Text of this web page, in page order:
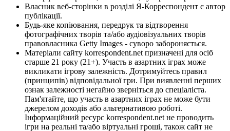
Власник веб-сторінки в розділі Я-Корреспондент є автор
публікації.
Будь-яке копіювання, передрук та відтворення
фотографічних творів та/або аудіовізуальних творів
правовласника Getty Images - суворо забороняється.
Матеріали сайту korrespondent.net призначені для осіб
старше 21 року (21+). Участь в азартних іграх може
викликати ігрову залежність. Дотримуйтесь правил
(принципів) відповідальної гри. При виявленні перших
ознак залежності негайно зверніться до спеціаліста.
Пам'ятайте, що участь в азартних іграх не може бути
джерелом доходів або альтернативою роботі.
Інформаційний ресурс korrespondent.net не проводить
ігри на реальні та/або віртуальні гроші, також сайт не